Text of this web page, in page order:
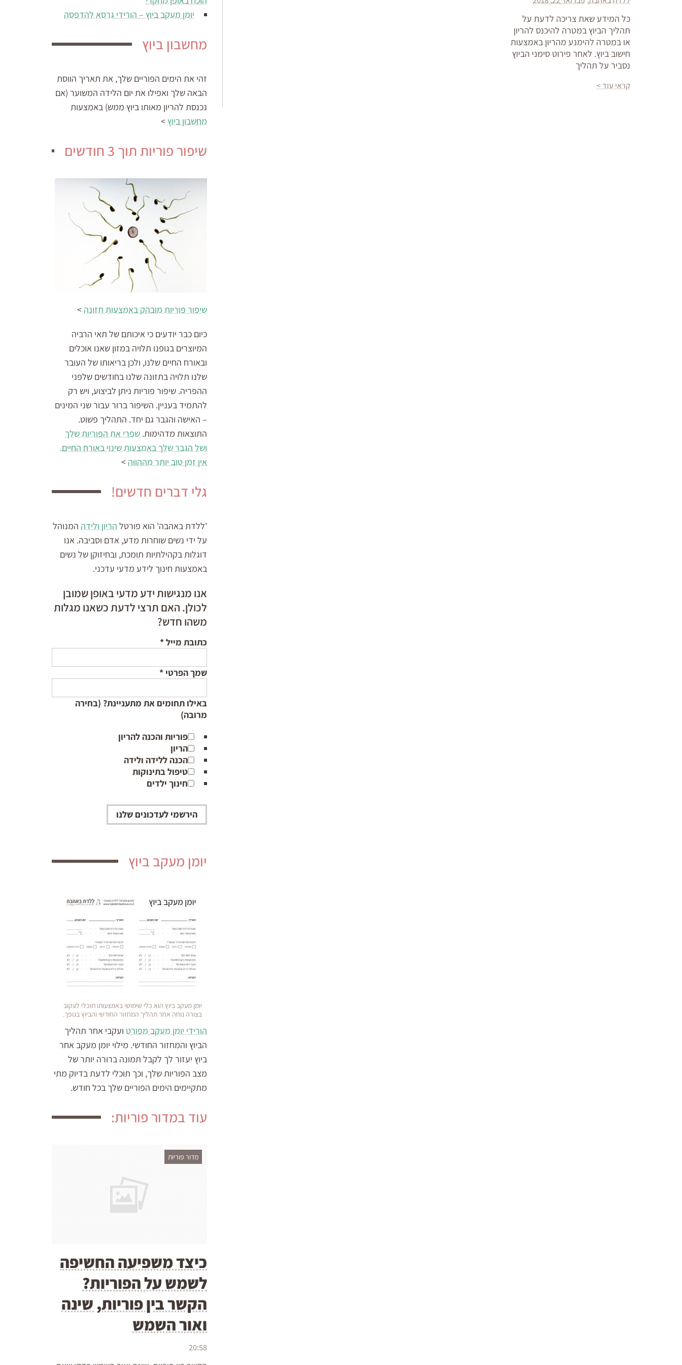
כל המידע שאת צריכה לדעת על
תהליך הביוץ במטרה להיכנס להריון
או במטרה להימנע מהריון באמצעות
חישוב ביוץ. לאחר פירוט סימני הביוץ
נסביר על תהליך
קראי עוד >
יומן מעקב ביוץ – הורידי גרסא להדפסה
מחשבון ביוץ
זהי את הימים הפוריים שלך, את תאריך הווסת
הבאה שלך ואפילו את יום הלידה המשוער (אם
נכנסת להריון מאותו ביוץ ממש) באמצעות
מחשבון ביוץ >
שיפור פוריות תוך 3 חודשים
שיפור פוריות מובהק באמצעות תזונה >
כיום כבר יודעים כי איכותם של תאי הרביה
המיוצרים בגופנו תלויה במזון שאנו אוכלים
ובאורח החיים שלנו, ולכן בריאותו של העובר
שלנו תלויה בתזונה שלנו בחודשים שלפני
ההפריה. שיפור פוריות ניתן לביצוע, ויש רק
להתמיד בעניין. השיפור ברור עבור שני המינים
– האישה והגבר גם יחד. התהליך פשוט.
התוצאות מדהימות. שפרי את הפוריות שלך
ושל הגבר שלך באמצעות שינוי באורח החיים.
אין זמן טוב יותר מההווה >
גלי דברים חדשים!
'ללדת באהבה' הוא פורטל הריון ולידה המנוהל
על ידי נשים שוחרות מדע, אדם וסביבה. אנו
דוגלות בקהילתיות תומכת, ובחיזוקן של נשים
באמצעות חינוך לידע מדעי עדכני.
אנו מנגישות ידע מדעי באופן שמובן
לכולן. האם תרצי לדעת כשאנו מגלות
משהו חדש?
כתובת מייל*
שמך הפרטי *
באילו תחומים את מתעניינת? (בחירה
מרובה)
פוריות והכנה להריון
הריון
הכנה ללידה ולידה
טיפול בתינוקות
חינוך ילדים
יומן מעקב ביוץ
יומן מעקב ביוץ הוא כלי שימושי באמצעותו תוכלי לעקוב
בצורה נוחה אחר תהליך המחזור החודשי והביוץ בגופך.
הורידי יומן מעקב מפורט ועקבי אחר תהליך
הביוץ והמחזור החודשי. מילוי יומן מעקב אחר
ביוץ יעזור לך לקבל תמונה ברורה יותר של
מצב הפוריות שלך, וכך תוכלי לדעת בדיוק מתי
מתקיימים הימים הפוריים שלך בכל חודש.
עוד במדור פוריות:
מדור פוריות
כיצד משפיעה החשיפה
לשמש על הפוריות?
הקשר בין פוריות, שינה
ואור השמש
20:58